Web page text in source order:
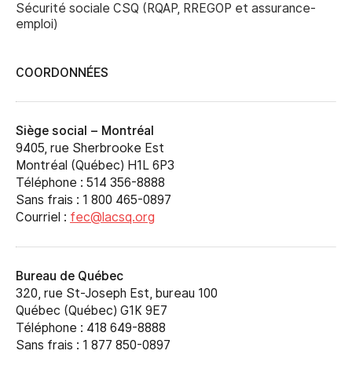
Sécurité sociale CSQ (RQAP, RREGOP et assurance-
emploi)
COORDONNÉES
Siège social – Montréal
9405, rue Sherbrooke Est
Montréal (Québec) H1L 6P3
Téléphone : 514 356-8888
Sans frais : 1 800 465-0897
Courriel : fec@lacsq.org
Bureau de Québec
320, rue St-Joseph Est, bureau 100
Québec (Québec) G1K 9E7
Téléphone : 418 649-8888
Sans frais : 1 877 850-0897